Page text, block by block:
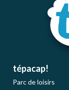
tépacap!
Parc de loisirs